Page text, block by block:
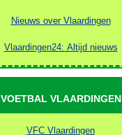
Nieuws over Vlaardingen
Vlaardingen24: Altijd nieuws
VOETBAL VLAARDINGEN
VFC Vlaardingen